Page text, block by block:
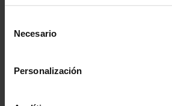
Necesario
Personalización